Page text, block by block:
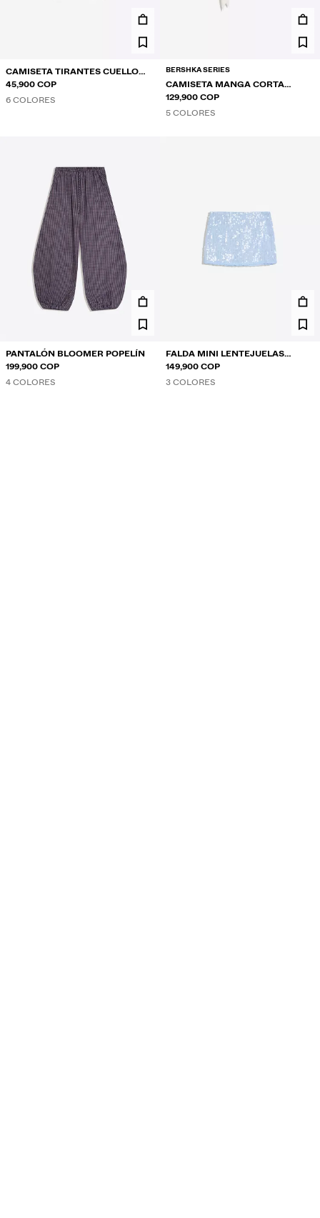
CAMISETA TIRANTES CUELLO
PICO
45,900 COP
6 COLORES
BERSHKA SERIES
CAMISETA MANGA CORTA
FRUNCIDO
129,900 COP
5 COLORES
PANTALÓN BLOOMER POPELÍN
199,900 COP
4 COLORES
FALDA MINI LENTEJUELAS
ENCAJE
149,900 COP
3 COLORES